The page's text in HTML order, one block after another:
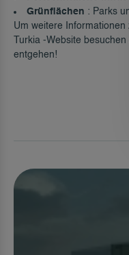
Grünflächen : Parks
Um weitere
Turkia -Website
entgehen!